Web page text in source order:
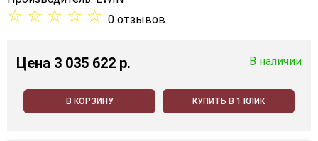
☆ ☆ ☆ ☆ ☆ 0 отзывов
Цена 3 035 622 p. В наличии
В КОРЗИНУ КУПИТЬ В 1 КЛИК